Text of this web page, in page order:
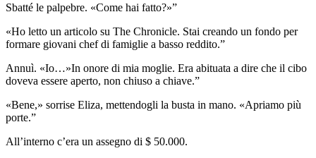
Sbatté le palpebre. «Come hai fatto?»”
«Ho letto un articolo su The Chronicle. Stai creando un fondo per
formare giovani chef di famiglie a basso reddito.”
Annuì. «Io…»In onore di mia moglie. Era abituata a dire che il cibo
doveva essere aperto, non chiuso a chiave.”
«Bene,» sorrise Eliza, mettendogli la busta in mano. «Apriamo più
porte.”
All’interno c’era un assegno di $ 50.000.